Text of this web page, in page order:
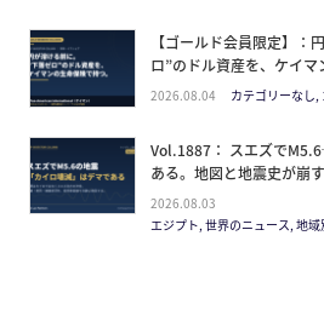
【ゴールド会員限定】
ロ”のドル資産を、ケイマ
2026.08.04 カテゴリーなし,
Vol.1887： スエズで
ある。地図と地震史が崩
2026.08.03
エジプト, 世界のニュース, 地